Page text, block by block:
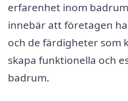
erfarenhet inom
innebär att företagen
och de färdigheter som
skapa funktionella och
badrum.